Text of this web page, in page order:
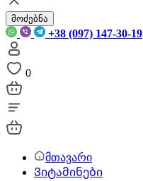
მოძებნა
+38 (097) 147-30-19
0
მთავარი
Ვიტამინები